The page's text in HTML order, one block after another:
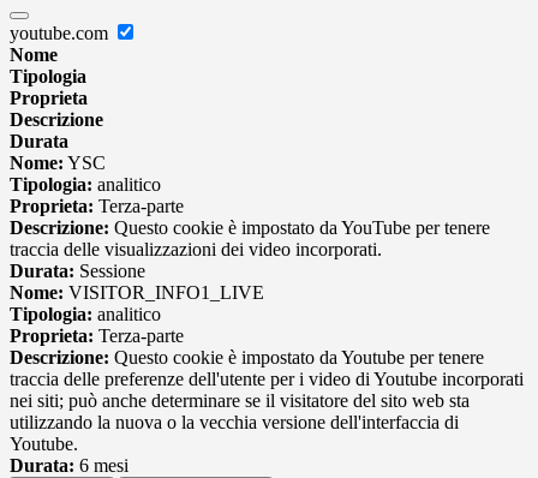
youtube.com
Nome
Tipologia
Proprieta
Descrizione
Durata
Nome: YSC
Tipologia: analitico
Proprieta: Terza-parte
Descrizione: Questo cookie è impostato da YouTube per tenere
traccia delle visualizzazioni dei video incorporati.
Durata: Sessione
Nome: VISITOR_INFO1_LIVE
Tipologia: analitico
Proprieta: Terza-parte
Descrizione: Questo cookie è impostato da Youtube per tenere
traccia delle preferenze dell'utente per i video di Youtube incorporati
nei siti; può anche determinare se il visitatore del sito web sta
utilizzando la nuova o la vecchia versione dell'interfaccia di
Youtube.
Durata: 6 mesi